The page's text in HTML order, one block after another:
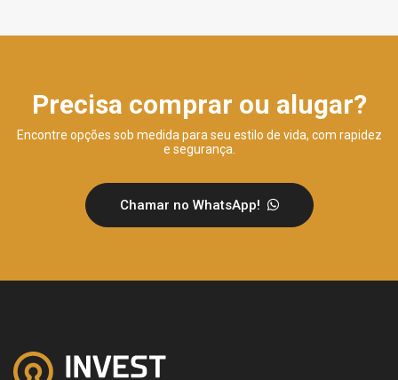
Precisa comprar ou alugar?
Encontre opções sob medida para seu estilo de vida, com rapidez
e segurança.
Chamar no WhatsApp!